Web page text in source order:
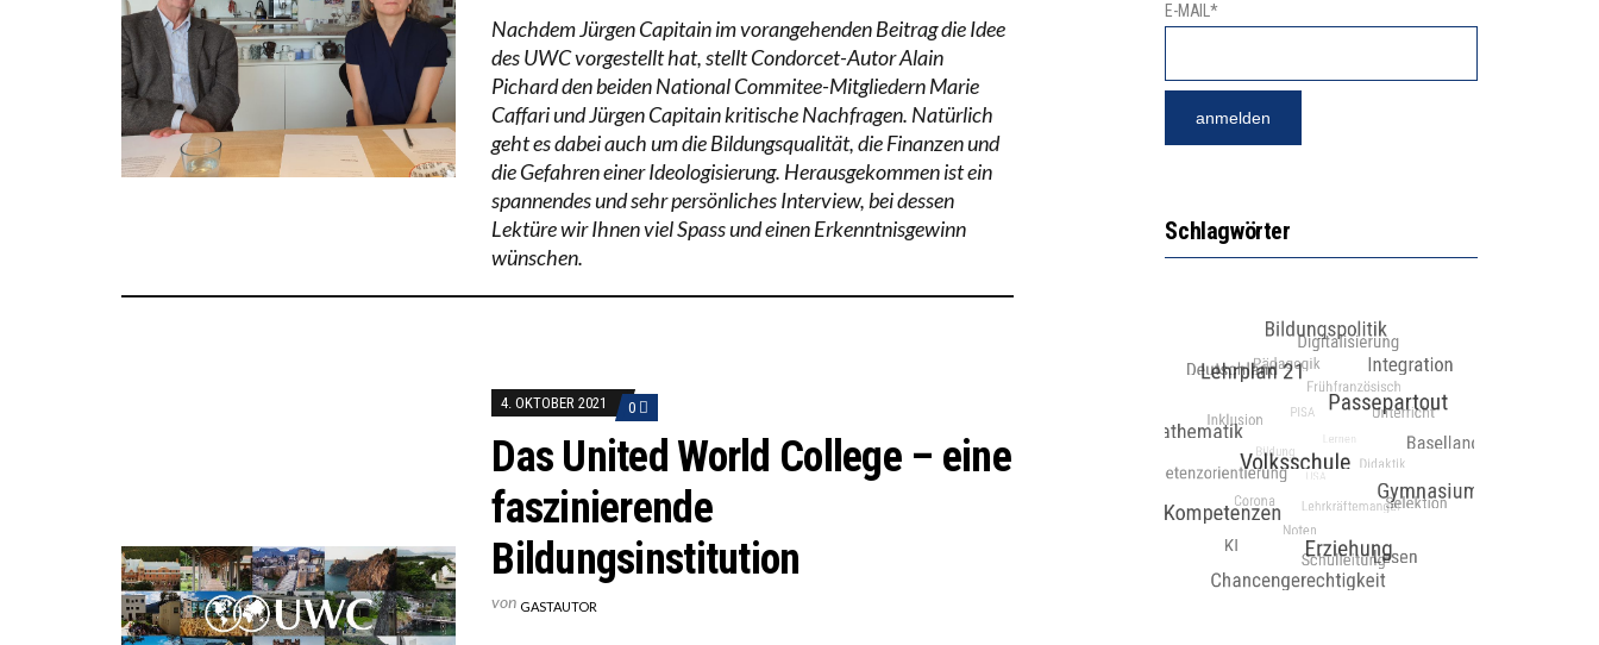
Nachdem Jürgen Capitain im vorangehenden Beitrag die Idee
des UWC vorgestellt hat, stellt Condorcet-Autor Alain
Pichard den beiden National Commitee-Mitgliedern Marie
Caffari und Jürgen Capitain kritische Nachfragen. Natürlich
geht es dabei auch um die Bildungsqualität, die Finanzen und
die Gefahren einer Ideologisierung. Herausgekommen ist ein
spannendes und sehr persönliches Interview, bei dessen
Lektüre wir Ihnen viel Spass und einen Erkenntnisgewinn
wünschen.
4. OKTOBER 2021 0
Das United World College – eine
faszinierende
Bildungsinstitution
von GASTAUTOR
E-MAIL*
Schlagwörter